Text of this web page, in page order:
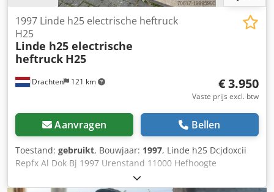
Drachten 121 km
1997 Linde h25 electrische heftruck
H25
Linde h25 electrische
heftruck H25
€ 3.950
Vaste prijs excl. btw
Aanvragen Bellen
Toestand: gebruikt, Bouwjaar: 1997, Linde h25 Dcjdoxcii
Repfx Al Dok Bj 1997 Urenstand 11000 Hefhoogte